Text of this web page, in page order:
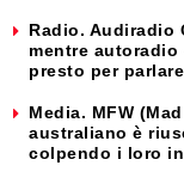
Radio. Audiradio
mentre
presto per
Media. MFW
australiano è
colpendo i loro